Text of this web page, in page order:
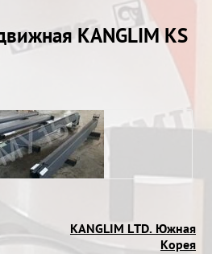
KANGLIM KS
KANGLIM LTD. Южная
Корея